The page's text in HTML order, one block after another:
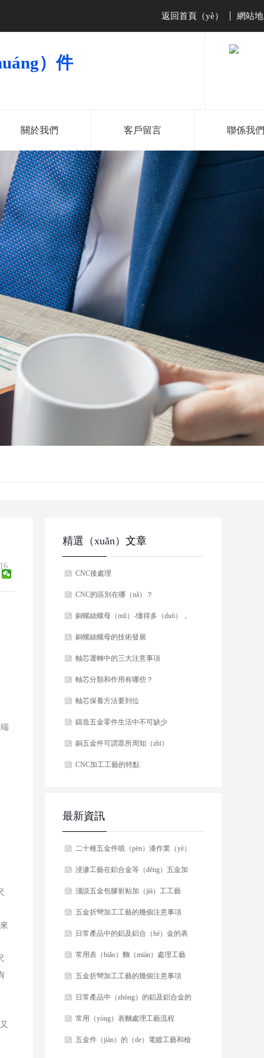
返回首頁（yè） 網站
）件
181-
138-2527-
關於我們 客戶留言 聯係我們
精選（xuǎn） 文章
CNC後處理
CNC的區別在哪（nǎ）？
銅螺絲螺母（mǔ）-懂得多（duō），
好選擇（zé）！
銅螺絲螺母的技術發展
軸芯運轉中的三大注意事項
軸芯分類和作用有哪些？
軸芯保養方法要到位
鑄造五金零件生活中不可缺少
銅五金件可謂眾所周知（zhī）
CNC加工工藝的特點
最新資訊
​二十種五金件噴（pēn）漆作業（yè）
中常（cháng）見的缺陷（xiàn）及處
理方法！
​浸滲工藝在鋁合金等（děng）五金加
工中的應用
​​淺談五金包膠射粘加（jiā）工工藝
​五金折彎加工工藝的幾個注意事項
​日常產品中的鋁及鋁合（hé）金的表
麵加工工藝
​常用表（biǎo）麵（miàn）處理工藝
流程（chéng）
​五金折彎加工工藝的幾個注意事項
​​日常產品中（zhōng）的鋁及鋁合金的
表麵加工工藝
​​常用（yòng）表麵處理工藝流程
​五金件（jiàn）的（de）電鍍工藝和檢